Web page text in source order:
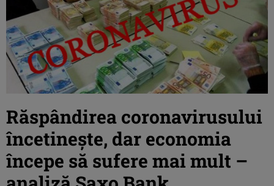
Răspândirea coronavirusului
încetineşte, dar economia
începe să sufere mai mult –